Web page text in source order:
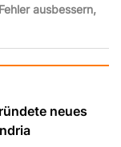
Fehler ausbessern,
neues